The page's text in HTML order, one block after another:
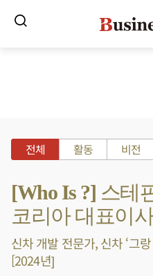
전체 활동 비전
[Who Is ?] 스테
코리아 대표이
신차 개발 전문가, 신차 ‘그
[2024년]